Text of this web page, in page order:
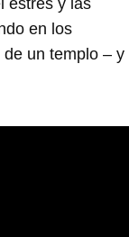
estrés y las
en los
un templo – y